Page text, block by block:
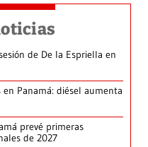
de De la Espriella en
Panamá: diésel aumenta
prevé primeras
de 2027